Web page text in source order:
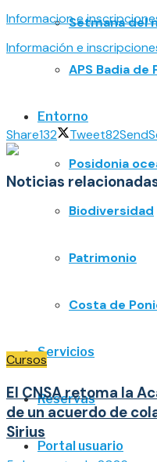
Setmana del
APS Badia
Entorno
Posidonia
Biodiversidad
Patrimonio
Costa de
Servicios
Reservas
Portal usuario
Informacion e
Información e
Share132 Tweet82Send
Noticias
Cursos
El CNSA retoma la
de un acuerdo de
Sirius